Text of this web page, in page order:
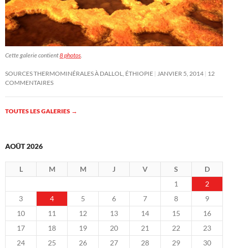
Cette galerie contient8 photos.
SOURCES THERMOMINÉRALES À DALLOL, ÉTHIOPIE JANVIER 5, 2014 12
COMMENTAIRES
TOUTES LES GALERIES →
AOÛT 2026
L M M J V S
D
1
2
3
4 5 6 7 8
9
10
11 12 13 14 15
16
17
18 19 20 21 22
23
24
25 26 27 28 29
30